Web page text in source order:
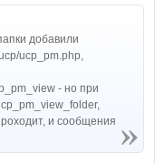
добавили
ucp_pm.php,
- но при
и сообщения